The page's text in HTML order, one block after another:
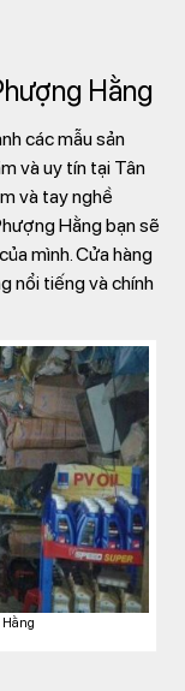
Hằng
các mẫu sản
và uy tín tại Tân
và tay nghề
Hằng bạn sẽ
mình. Cửa hàng
nổi tiếng và chính
Hằng